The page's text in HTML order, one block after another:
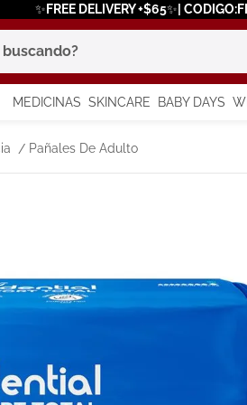
✨FREE DELIVERY +$65✨|
MEDICINAS SKINCARE BABY DAYS
Pañales De Adulto
más buscados